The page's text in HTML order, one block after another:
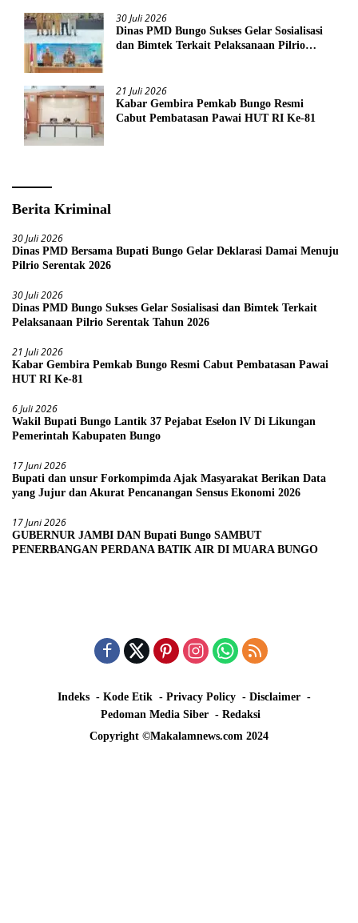
30 Juli 2026
Dinas PMD Bungo Sukses Gelar Sosialisasi
dan Bimtek Terkait Pelaksanaan Pilrio
21 Juli 2026
Kabar Gembira Pemkab Bungo Resmi
Cabut Pembatasan Pawai HUT RI Ke-81
Berita Kriminal
30 Juli 2026
Dinas PMD Bersama Bupati Bungo Gelar Deklarasi Damai Menuju
Pilrio Serentak 2026
30 Juli 2026
Dinas PMD Bungo Sukses Gelar Sosialisasi dan Bimtek Terkait
Pelaksanaan Pilrio Serentak Tahun 2026
21 Juli 2026
Kabar Gembira Pemkab Bungo Resmi Cabut Pembatasan Pawai
HUT RI Ke-81
6 Juli 2026
Wakil Bupati Bungo Lantik 37 Pejabat Eselon lV Di Likungan
Pemerintah Kabupaten Bungo
17 Juni 2026
Bupati dan unsur Forkompimda Ajak Masyarakat Berikan Data
yang Jujur dan Akurat Pencanangan Sensus Ekonomi 2026
17 Juni 2026
GUBERNUR JAMBI DAN Bupati Bungo SAMBUT
PENERBANGAN PERDANA BATIK AIR DI MUARA BUNGO
Indeks Kode Etik Privacy Policy
Disclaimer
Pedoman Media Siber
Redaksi
Copyright ©Makalamnews.com 2024